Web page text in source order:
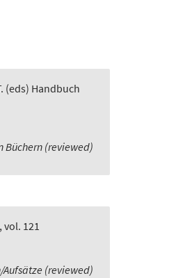
(eds) Handbuch
Büchern (reviewed)
121
(reviewed)